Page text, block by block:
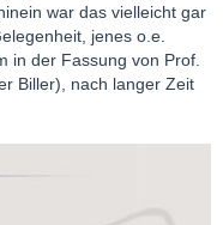
war das vielleicht gar
jenes o.e.
in der Fassung von Prof.
Biller), nach langer Zeit